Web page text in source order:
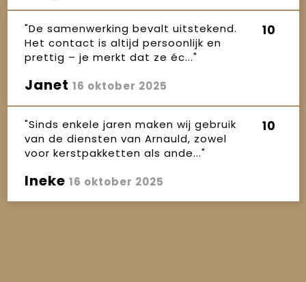
"De samenwerking bevalt uitstekend.
Het contact is altijd persoonlijk en
prettig – je merkt dat ze éc..."
10
Janet 16 oktober 2025
"Sinds enkele jaren maken wij gebruik
van de diensten van Arnauld, zowel
voor kerstpakketten als ande..."
10
Ineke 16 oktober 2025